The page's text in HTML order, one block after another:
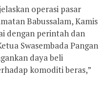
operasi pasar
Babussalam, Kamis
dengan perintah dan
Swasembada Pangan
daya beli
komoditi beras,”